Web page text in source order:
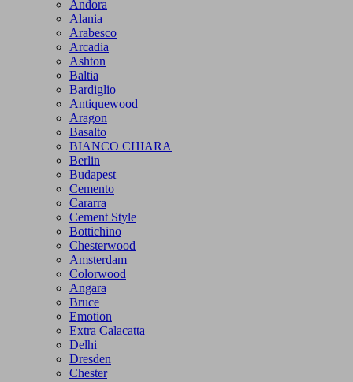
Andora
Alania
Arabesco
Arcadia
Ashton
Baltia
Bardiglio
Antiquewood
Aragon
Basalto
BIANCO CHIARA
Berlin
Budapest
Cemento
Cararra
Cement Style
Bottichino
Chesterwood
Amsterdam
Colorwood
Angara
Bruce
Emotion
Extra Calacatta
Delhi
Dresden
Chester